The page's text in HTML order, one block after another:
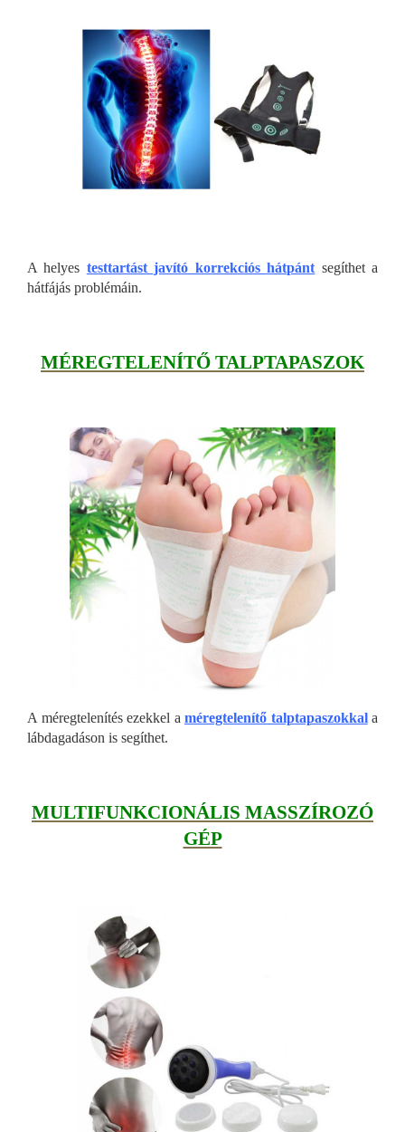
A helyes testtartást javító korrekciós hátpánt segíthet a
hátfájás problémáin.
MÉREGTELENÍTŐ TALPTAPASZOK
A méregtelenítés ezekkel a méregtelenítő talptapaszokkala
lábdagadáson is segíthet.
MULTIFUNKCIONÁLIS MASSZÍROZÓ
GÉP